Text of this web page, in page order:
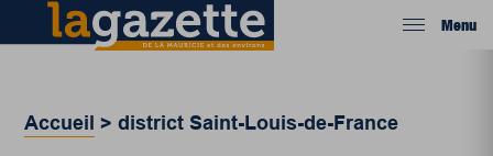
Menu
Accueil >district Saint-Louis-de-France